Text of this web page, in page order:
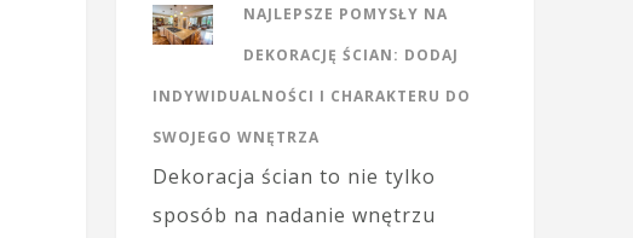
NAJLEPSZE POMYSŁY NA
DEKORACJĘ ŚCIAN: DODAJ
INDYWIDUALNOŚCI I CHARAKTERU DO
SWOJEGO WNĘTRZA
Dekoracja ścian to nie tylko
sposób na nadanie wnętrzu